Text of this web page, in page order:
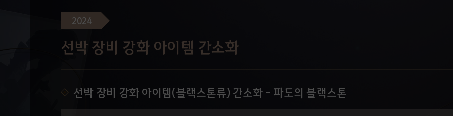
2024
선박 장비 강화 아이템 간소화
선박 장비 강화 아이템(블랙스톤류) 간소화 - 파도의 블랙스톤